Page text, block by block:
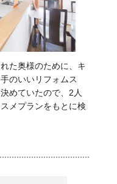
た奥様のために、キ
のいいリフォムス
めていたので、2人
メプランをもとに検